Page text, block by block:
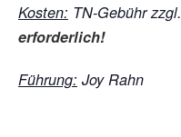
Kosten: TN-Gebühr zzgl.
erforderlich!
Führung: Joy Rahn